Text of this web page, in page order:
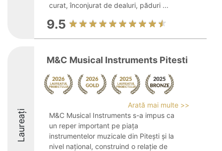
curat, înconjurat de dealuri, păduri ...
9.5
Laureați
M&C Musical Instruments Pitesti
Arată mai multe >>
M&C Musical Instruments s-a impus ca
un reper important pe piața
instrumentelor muzicale din Pitești și la
nivel național, construind o relație de